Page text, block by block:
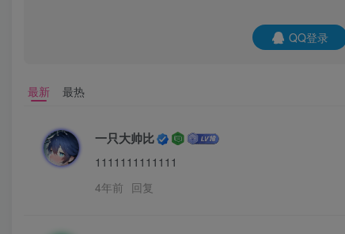
QQ登录
最新 最热
一只大帅比
1111111111111
4年前 回复